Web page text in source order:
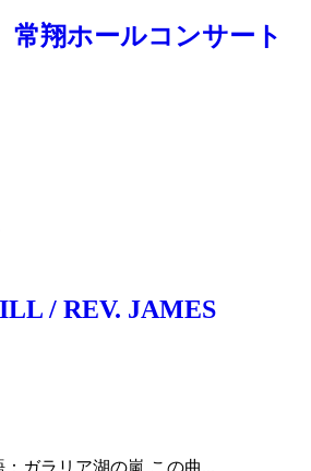
常翔ホールコンサート
/ REV. JAMES
ガラリア湖の嵐 この曲...